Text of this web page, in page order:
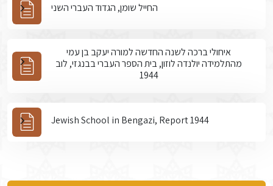
החייל שומן, הגדוד העברי השני
איחולי ברכה לשנה החדשה למורה יעקב בן עמי
מהתלמידה יולנדה לוזון, בית הספר העברי בבנגזי, לוב
1944
Jewish School in Bengazi, Report 1944